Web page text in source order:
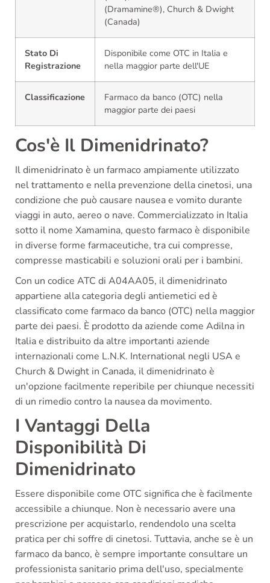
(Dramamine®), Church & Dwight
(Canada)
Stato Di
Registrazione
Disponibile come OTC in Italia e
nella maggior parte dell'UE
Classificazione
Farmaco da banco (OTC) nella
maggior parte dei paesi
Cos'è Il Dimenidrinato?
Il dimenidrinato è un farmaco ampiamente utilizzato
nel trattamento e nella prevenzione della cinetosi, una
condizione che può causare nausea e vomito durante
viaggi in auto, aereo o nave. Commercializzato in Italia
sotto il nome Xamamina, questo farmaco è disponibile
in diverse forme farmaceutiche, tra cui compresse,
compresse masticabili e soluzioni orali per i bambini.
Con un codice ATC di A04AA05, il dimenidrinato
appartiene alla categoria degli antiemetici ed è
classificato come farmaco da banco (OTC) nella maggior
parte dei paesi. È prodotto da aziende come Adilna in
Italia e distribuito da altre importanti aziende
internazionali come L.N.K. International negli USA e
Church & Dwight in Canada, il dimenidrinato è
un'opzione facilmente reperibile per chiunque necessiti
di un rimedio contro la nausea da movimento.
I Vantaggi Della
Disponibilità Di
Dimenidrinato
Essere disponibile come OTC significa che è facilmente
accessibile a chiunque. Non è necessario avere una
prescrizione per acquistarlo, rendendolo una scelta
pratica per chi soffre di cinetosi. Tuttavia, anche se è un
farmaco da banco, è sempre importante consultare un
professionista sanitario prima dell'uso, specialmente